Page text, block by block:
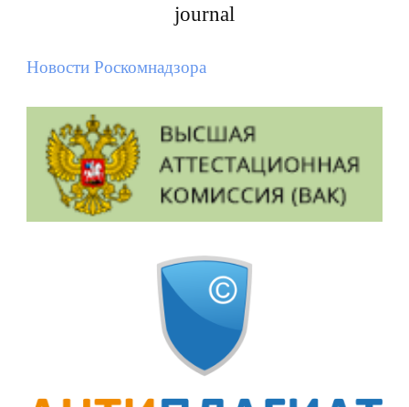
journal
Новости Роскомнадзора